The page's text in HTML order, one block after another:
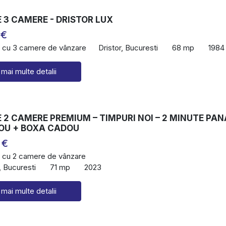
3 CAMERE - DRISTOR LUX
3 camere de vânzare Dristor, Bucuresti 68 mp 1984
multe detalii
2 CAMERE PREMIUM – TIMPURI NOI – 2 MINUTE
+ BOXA CADOU
2 camere de vânzare
Bucuresti
71 mp 2023
multe detalii